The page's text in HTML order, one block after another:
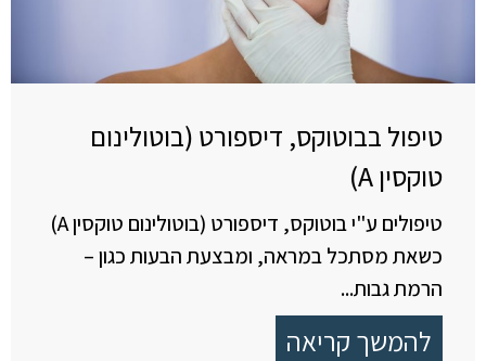
טיפול בבוטוקס, דיספורט (בוטולינום
טוקסין A)
טיפולים ע"י בוטוקס, דיספורט (בוטולינום טוקסין A)
כשאת מסתכל במראה, ומבצעת הבעות כגון –
הרמת גבות...
להמשך קריאה